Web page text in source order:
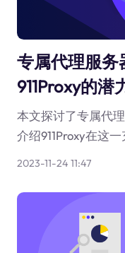
专属代理服务
911Proxy的潜
本文探讨了专属代
介绍911Proxy在这
2023-11-24 11:47